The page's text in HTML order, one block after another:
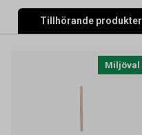
Tillhörande produkter
Miljöval